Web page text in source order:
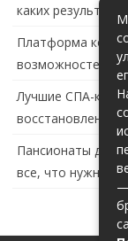
каких
Платформа
возможностей и
Лучшие СПА-
восстановление
Пансионаты для
все, что нужно
—